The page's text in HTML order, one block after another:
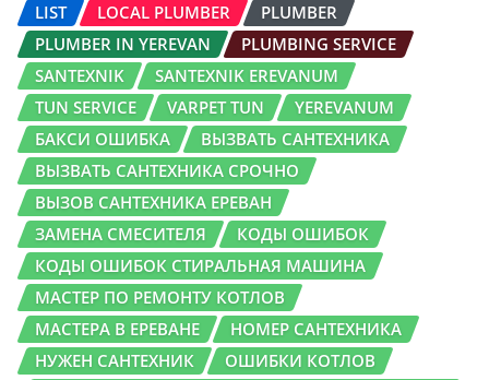
LIST
LOCAL PLUMBER
PLUMBER
PLUMBER IN YEREVAN
PLUMBING SERVICE
SANTEXNIK
SANTEXNIK EREVANUM
TUN SERVICE
VARPET TUN
YEREVANUM
БАКСИ ОШИБКА
ВЫЗВАТЬ САНТЕХНИКА
ВЫЗВАТЬ САНТЕХНИКА СРОЧНО
ВЫЗОВ САНТЕХНИКА ЕРЕВАН
ЗАМЕНА СМЕСИТЕЛЯ
КОДЫ ОШИБОК
КОДЫ ОШИБОК СТИРАЛЬНАЯ МАШИНА
МАСТЕР ПО РЕМОНТУ КОТЛОВ
МАСТЕРА В ЕРЕВАНЕ
НОМЕР САНТЕХНИКА
НУЖЕН САНТЕХНИК
ОШИБКИ КОТЛОВ